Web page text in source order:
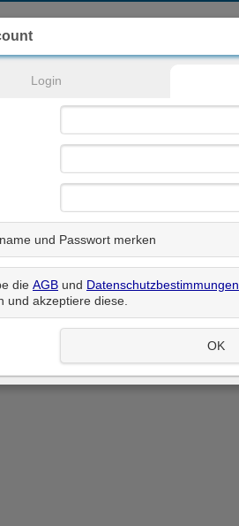
Login
und Passwort merken
die AGB und Datenschutzbestimmungen
und akzeptiere diese
OK